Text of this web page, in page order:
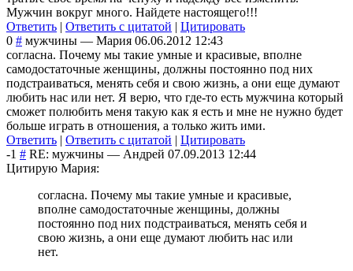
Мужчин вокруг много. Найдете настоящего!!!
Ответить | Ответить с цитатой | Цитировать
0 # мужчины — Мария 06.06.2012 12:43
согласна. Почему мы такие умные и красивые, вполне
самодостаточные женщины, должны постоянно под них
подстраиваться, менять себя и свою жизнь, а они еще думают
любить нас или нет. Я верю, что где-то есть мужчина который
сможет полюбить меня такую как я есть и мне не нужно будет
больше играть в отношения, а только жить ими.
Ответить | Ответить с цитатой | Цитировать
-1 # RE: мужчины — Андрей 07.09.2013 12:44
Цитирую Мария:
согласна. Почему мы такие умные и красивые,
вполне самодостаточные женщины, должны
постоянно под них подстраиваться, менять себя и
свою жизнь, а они еще думают любить нас или
нет.